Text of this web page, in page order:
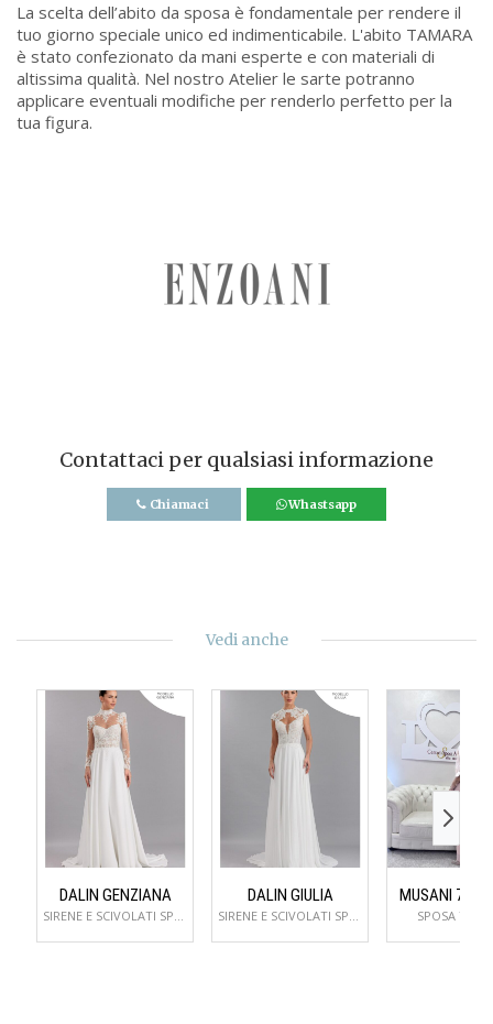
La scelta dell’abito da sposa è fondamentale per rendere il
tuo giorno speciale unico ed indimenticabile. L'abito TAMARA
è stato confezionato da mani esperte e con materiali di
altissima qualità. Nel nostro Atelier le sarte potranno
applicare eventuali modifiche per renderlo perfetto per la
tua figura.
Contattaci per qualsiasi informazione
Chiamaci Whastsapp
Vedi anche
DALIN GENZIANA
SIRENE E SCIVOLATI SPOSA
DALIN GIULIA
SIRENE E SCIVOLATI SPOSA
MUSANI
SPOSA